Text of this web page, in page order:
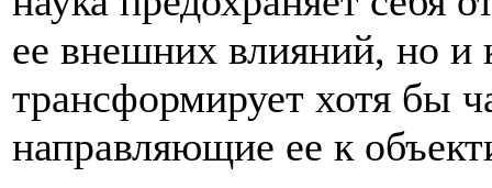
ее внешних влияний, но и
трансформирует хотя бы
направляющие ее к